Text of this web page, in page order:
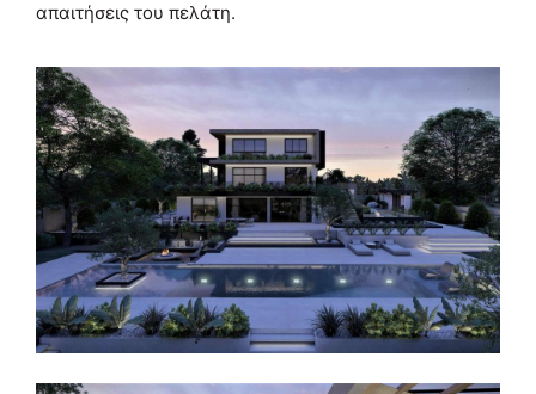
απαιτήσεις του πελάτη.